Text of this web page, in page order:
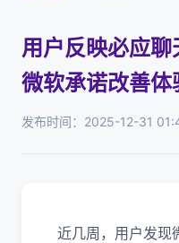
用户反映必应聊
微软承诺改善体
发布时间：2025-12-31
近几周，用户发现